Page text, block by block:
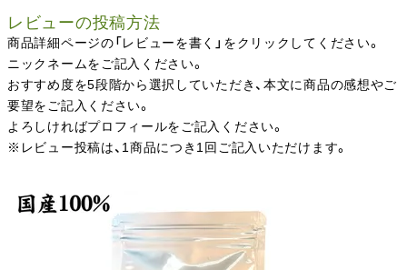
レビューの投稿方法
商品詳細ページの「レビューを書く」をクリックしてください。
ニックネームをご記入ください。
おすすめ度を5段階から選択していただき、本文に商品の感想やご
要望をご記入ください。
よろしければプロフィールをご記入ください。
※レビュー投稿は、1商品につき1回ご記入いただけます。